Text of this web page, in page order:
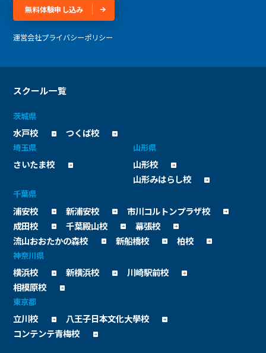
無料体験申し込み
運営会社プライバシーポリシー
スクール一覧
茨城県
水戸校 つくば校
埼玉県
さいたま校
山形県
山形校
山形みはらし校
千葉県
浦安校 新浦安校
市川コルトンプラザ校
成田校
千葉殿山校
幕張校
流山おおたかの森校
新船橋校 柏校
神奈川県
横浜校 新横浜校
川崎駅前校
相模原校
東京都
立川校
八王子日本文化大學校
コンテンテ青梅校